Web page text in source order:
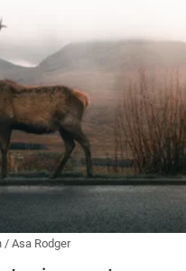
/ Asa Rodger